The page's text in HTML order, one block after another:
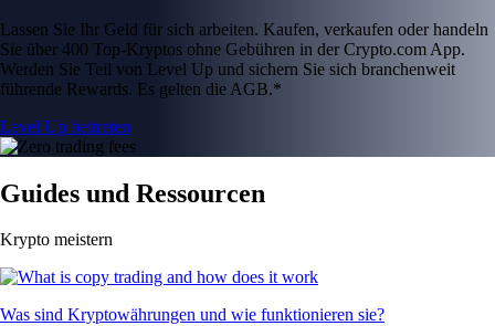
Lassen Sie Ihr Geld für sich arbeiten. Kaufen, verkaufen oder handeln
Sie über 400 Top-Kryptos ohne Gebühren in der Crypto.com App.
Werden Sie Teil von Level Up und sichern Sie sich branchenweit
führende Rewards. Es gelten die AGB.*
Level Up beitreten
Guides und Ressourcen
Krypto meistern
Was sind Kryptowährungen und wie funktionieren sie?